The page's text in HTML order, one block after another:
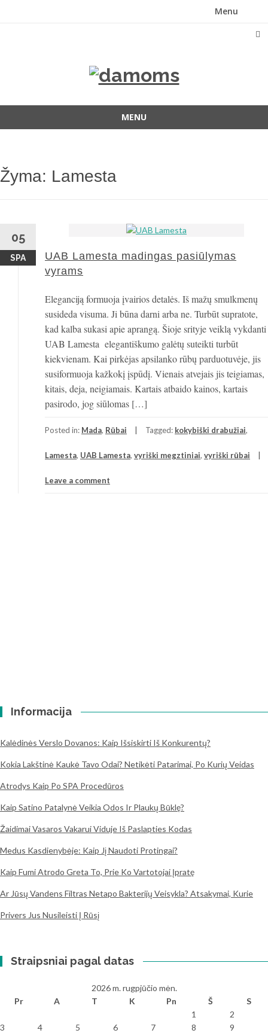
Menu
MENU
Žyma: Lamesta
05
SPA
UAB Lamesta madingas pasiūlymas
vyrams
Eleganciją formuoja įvairios detalės. Iš mažų smulkmenų
susideda visuma. Ji būna darni arba ne. Turbūt supratote,
kad kalba sukasi apie aprangą. Šioje srityje veiklą vykdanti
UAB Lamesta elegantiškumo galėtų suteikti turbūt
kiekvienam. Kai pirkėjas apsilanko rūbų parduotuvėje, jis
susiformuoja kažkokį įspūdį. Vienais atvejais jis teigiamas,
kitais, deja, neigiamais. Kartais atbaido kainos, kartais
pasirodo, jog siūlomas […]
Posted in: Mada, Rūbai Tagged: kokybiški drabužiai,
Lamesta, UAB Lamesta, vyriški megztiniai, vyriški rūbai
Leave a comment
Informacija
Kalėdinės Verslo Dovanos: Kaip Išsiskirti Iš Konkurentų?
Kokia Lakštinė Kaukė Tavo Odai? Netikėti Patarimai, Po Kurių Veidas
Atrodys Kaip Po SPA Procedūros
Kaip Satino Patalynė Veikia Odos Ir Plaukų Būklę?
Žaidimai Vasaros Vakarui Viduje Iš Paslapties Kodas
Medus Kasdienybėje: Kaip Jį Naudoti Protingai?
Kaip Fumi Atrodo Greta To, Prie Ko Vartotojai Įpratę
Ar Jūsų Vandens Filtras Netapo Bakterijų Veisykla? Atsakymai, Kurie
Privers Jus Nusileisti Į Rūsį
Straipsniai pagal datas
2026 m. rugpjūčio mėn.
Pr
A T K Pn Š
S
1
2
3
4 5 6 7 8
9